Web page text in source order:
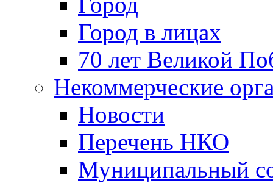
Город в лицах
70 лет Великой
Некоммерческие
Новости
Перечень НКО
Муниципальный